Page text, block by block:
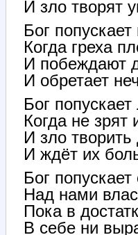
И зло творят
Бог
Когда греха
И побеждают
И обретает
Бог
Когда не зрят
И зло
И ждёт их
Бог
Над нами
Пока в
В себе ни